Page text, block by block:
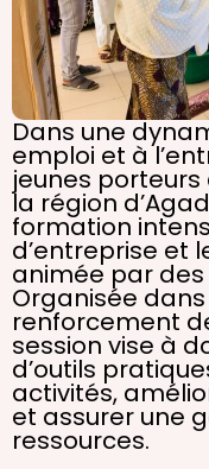
Dans une
emploi et à
jeunes
la région
formation
d’entreprise et
animée par
Organisée
renforcement
session vise à
d’outils
activités,
et assurer une
ressources.